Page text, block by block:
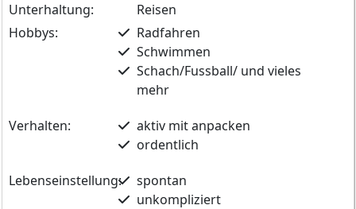
Unterhaltung:
Reisen
Hobbys:
Radfahren
Schwimmen
Schach/Fussball/ und vieles
mehr
Verhalten:
aktiv mit anpacken
ordentlich
Lebenseinstellung:
spontan
unkompliziert